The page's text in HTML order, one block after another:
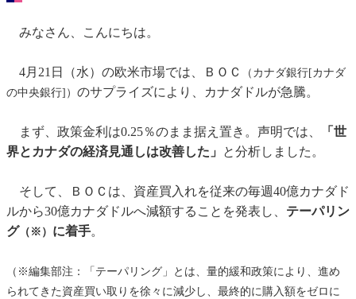
みなさん、こんにちは。
4月21日（水）の欧米市場では、ＢＯＣ
（カナダ銀行[カナダ
の中央銀行]） のサプライズにより、カナダドルが急騰。
まず、政策金利は0.25％のまま据え置き。声明では、
「世
界とカナダの経済見通しは改善した」
と分析しました。
そして、ＢＯＣは、資産買入れを従来の毎週40億カナダド
ルから30億カナダドルへ減額することを発表し、 テーパリン
グ （※） に着手。
（※編集部注：「テーパリング」とは、量的緩和政策により、進め
られてきた資産買い取りを徐々に減少し、最終的に購入額をゼロに